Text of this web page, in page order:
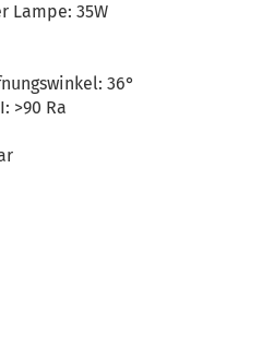
Lampe: 35W
36°
>90 Ra